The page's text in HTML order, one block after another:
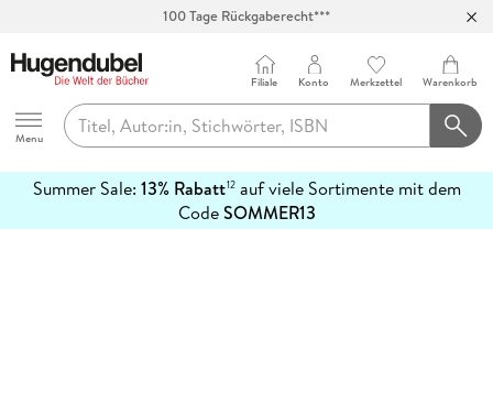
100 Tage Rückgaberecht***
Hugendubel
Menu
Filiale Konto Merkzettel Warenkorb
Summer Sale: 13% Rabatt12auf viele Sortimente mit dem
CodeSOMMER13
erfahren